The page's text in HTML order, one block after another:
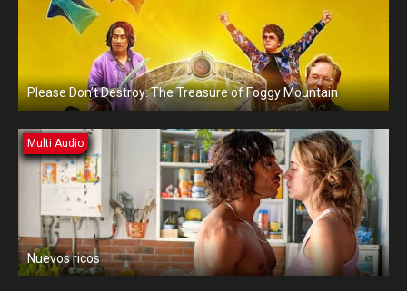
Please Don’t Destroy: The Treasure of Foggy Mountain
Multi Audio
Nuevos ricos